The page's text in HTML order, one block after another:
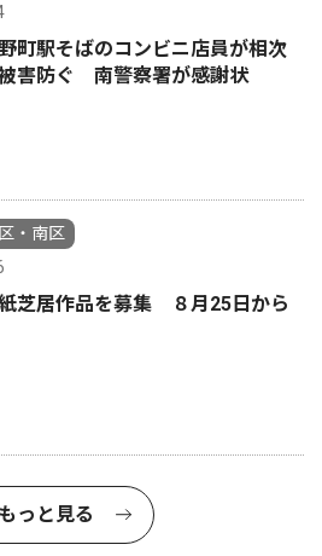
町駅そばのコンビニ店員が相次
害防ぐ 南警察署が感謝状
・南区
芝居作品を募集 ８月25日から
もっと見る